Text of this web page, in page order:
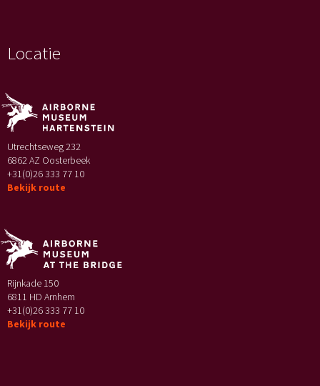
Locatie
Utrechtseweg 232
6862 AZ Oosterbeek
+31(0)26 333 77 10
Bekijk route
Rijnkade 150
6811 HD Arnhem
+31(0)26 333 77 10
Bekijk route